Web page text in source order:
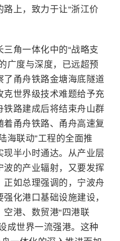
上，致力于让“浙江价
角一体化中的“战略支
广度与深度，已远超预
甬舟铁路金塘海底隧道
克世界级技术难题给予充
铁路建成后将结束舟山群
着甬舟铁路、甬舟高速复
海联动”工程的全面推
现半小时通达。从产业层
波的产业辐射，又要发挥
正如总理强调的，宁波舟
化港口基础设施建设，
港、数贸港“四港联
成世界一流强港。这种